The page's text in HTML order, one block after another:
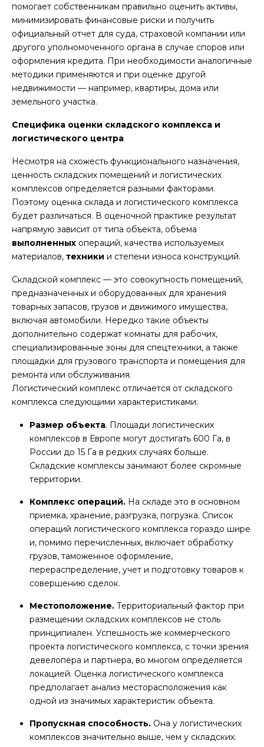
помогает собственникам правильно оценить активы,
минимизировать финансовые риски и получить
официальный отчет для суда, страховой компании или
другого уполномоченного органа в случае споров или
оформления кредита. При необходимости аналогичные
методики применяются и при оценке другой
недвижимости — например, квартиры, дома или
земельного участка.
Специфика оценки складского комплекса и
логистического центра
Несмотря на схожесть функционального назначения,
ценность складских помещений и логистических
комплексов определяется разными факторами.
Поэтому оценка склада и логистического комплекса
будет различаться. В оценочной практике результат
напрямую зависит от типа объекта, объема
выполненных операций, качества используемых
материалов, техники и степени износа конструкций.
Складской комплекс — это совокупность помещений,
предназначенных и оборудованных для хранения
товарных запасов, грузов и движимого имущества,
включая автомобили. Нередко такие объекты
дополнительно содержат комнаты для рабочих,
специализированные зоны для спецтехники, а также
площадки для грузового транспорта и помещения для
ремонта или обслуживания.
Логистический комплекс отличается от складского
комплекса следующими характеристиками:
Размер объекта. Площади логистических
комплексов в Европе могут достигать 600 Га, в
России до 15 Га в редких случаях больше.
Складские комплексы занимают более скромные
территории.
Комплекс операций. На складе это в основном
приемка, хранение, разгрузка, погрузка. Список
операций логистического комплекса гораздо шире
и, помимо перечисленных, включает обработку
грузов, таможенное оформление,
перераспределение, учет и подготовку товаров к
совершению сделок.
Местоположение. Территориальный фактор при
размещении складских комплексов не столь
принципиален. Успешность же коммерческого
проекта логистического комплекса, с точки зрения
девелопера и партнера, во многом определяется
локацией. Оценка логистического комплекса
предполагает анализ месторасположения как
одной из значимых характеристик объекта.
Пропускная способность. Она у логистических
комплексов значительно выше, чем у складских.